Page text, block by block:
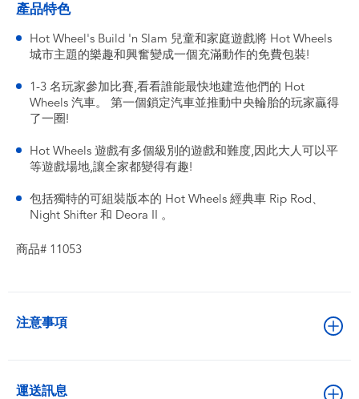
產品特色
Hot Wheel's Build 'n Slam 兒童和家庭遊戲將 Hot Wheels
城市主題的樂趣和興奮變成一個充滿動作的免費包裝!
1-3 名玩家參加比賽,看看誰能最快地建造他們的 Hot
Wheels 汽車。 第一個鎖定汽車並推動中央輪胎的玩家贏得
了一圈! ​
Hot Wheels 遊戲有多個級別的遊戲和難度,因此大人可以平
等遊戲場地,讓全家都變得有趣!
包括獨特的可組裝版本的 Hot Wheels 經典車 Rip Rod、
Night Shifter 和 Deora II 。
商品# 11053
注意事項
運送訊息